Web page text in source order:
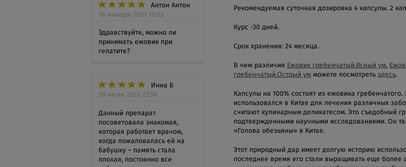
Антон Антон
18 января 2023 10:22
Здравствуйте, можно ли
принимать ежовик при
гепатите?
Инна Б
29 июля 2022 22:18
Данный препарат
посоветовала знакомая,
которая работает врачом,
когда пожаловалась ей на
бабушку – память стала
плохая, постоянно все
Рекомендуемая суточная дозировка 4 капсулы. 2
Курс -30 дней.
Срок хранения: 24 месяца.
В чем различия Ежовик гребенчатый.Ясный ум,
гребенчатый.Острый ум можете посмотреть здесь.
Капсулы на 100% состоят из ежовика
использовался в Китае для лечения различных
считают кулинарным деликатесом. Это съедобный
подтвержденными научными исследованиями. Он
«Голова обезьяны» в Китае.
Этот природный дар имеет долгую историю
последнее время его стали выращивать еще более